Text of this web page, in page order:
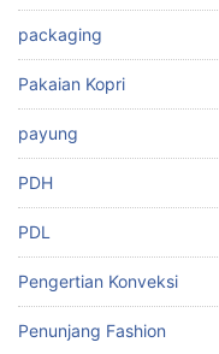
packaging
Pakaian Kopri
payung
PDH
PDL
Pengertian Konveksi
Penunjang Fashion